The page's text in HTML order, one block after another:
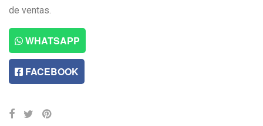
de ventas.
WHATSAPP
FACEBOOK